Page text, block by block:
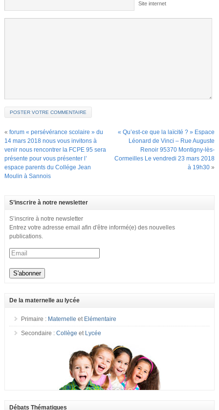
Site internet
« forum « persévérance scolaire » du
14 mars 2018 nous vous invitons à
venir nous rencontrer la FCPE 95 sera
présente pour vous présenter l’
espace parents du Collége Jean
Moulin à Sannois
« Qu’est-ce que la laïcité ? » Espace
Léonard de Vinci – Rue Auguste
Renoir 95370 Montigny-lès-
Cormeilles Le vendredi 23 mars 2018
à 19h30 »
S’inscrire à notre newsletter
S’inscrire à notre newsletter
Entrez votre adresse email afin d'être informé(e) des nouvelles
publications.
De la maternelle au lycée
Primaire : Maternelle et Elémentaire
Secondaire : Collège et Lycée
Débats Thématiques